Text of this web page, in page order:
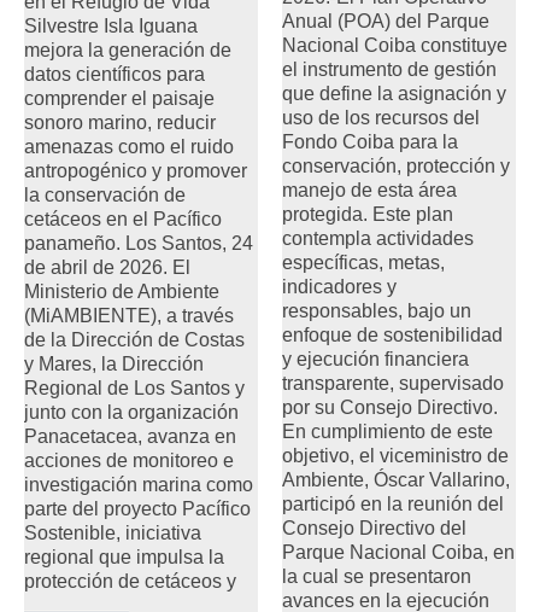
Silvestre Isla Iguana
mejora la generación de
datos científicos para
comprender el paisaje
sonoro marino, reducir
amenazas como el ruido
antropogénico y promover
la conservación de
cetáceos en el Pacífico
panameño. Los Santos, 24
de abril de 2026. El
Ministerio de Ambiente
(MiAMBIENTE), a través
de la Dirección de Costas
y Mares, la Dirección
Regional de Los Santos y
junto con la organización
Panacetacea, avanza en
acciones de monitoreo e
investigación marina como
parte del proyecto Pacífico
Sostenible, iniciativa
regional que impulsa la
protección de cetáceos y
Anual (POA) del Parque
Nacional Coiba constituye
el instrumento de gestión
que define la asignación y
uso de los recursos del
Fondo Coiba para la
conservación, protección y
manejo de esta área
protegida. Este plan
contempla actividades
específicas, metas,
indicadores y
responsables, bajo un
enfoque de sostenibilidad
y ejecución financiera
transparente, supervisado
por su Consejo Directivo.
En cumplimiento de este
objetivo, el viceministro de
Ambiente, Óscar Vallarino,
participó en la reunión del
Consejo Directivo del
Parque Nacional Coiba, en
la cual se presentaron
avances en la ejecución